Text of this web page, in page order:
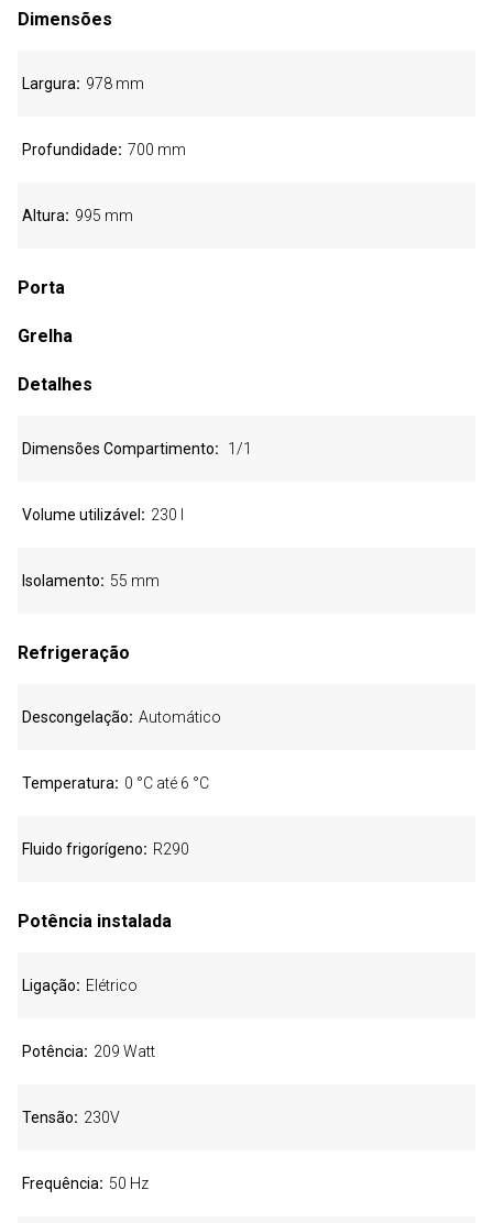
Dimensões
Largura 978 mm
Profundidade 700 mm
Altura 995 mm
Porta
Grelha
Detalhes
Dimensões Compartimento 1/1
Volume utilizável 230 l
Isolamento 55 mm
Refrigeração
Descongelação Automático
Temperatura 0 °C até 6 °C
Fluido frigorígeno R290
Potência instalada
Ligação Elétrico
Potência 209 Watt
Tensão 230V
Frequência 50 Hz